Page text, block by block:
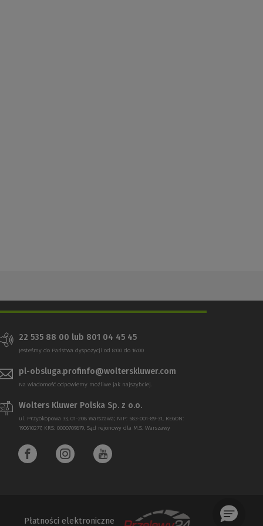
22 535 88 00 lub 801 04 45 45
Jesteśmy do Państwa dyspozycji od 8:00 do 16:00
pl-obsluga.profinfo@wolterskluwer.com
Na wiadomość odpowiemy możliwe jak najszybciej.
Wolters Kluwer Polska Sp. z o.o.
ul. Przyokopowa 33, 01-208 Warszawa; NIP: 583-001-89-31, REGON:
190610277, KRS: 0000709879, Sąd rejonowy dla M.S. Warszawy
Płatności elektroniczne